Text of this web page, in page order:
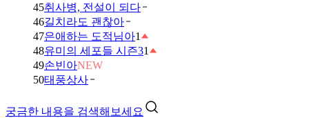
45취사병, 전설이 되다
46길치라도 괜찮아
47은애하는 도적님아1
48유미의 세포들 시즌31
49손빈아NEW
50태풍상사
궁금한 내용을 검색해보세요